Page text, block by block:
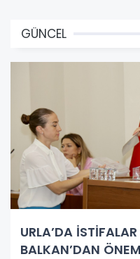
GÜNCEL
URLA’DA
BALKAN’DAN